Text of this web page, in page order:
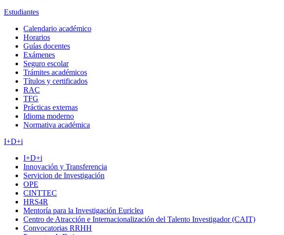
Estudiantes
Calendario académico
Horarios
Guías docentes
Exámenes
Seguro escolar
Trámites académicos
Títulos y certificados
RAC
TFG
Prácticas externas
Idioma moderno
Normativa académica
I+D+i
I+D+i
Innovación y Transferencia
Servicion de Investigación
OPE
CINTTEC
HRS4R
Mentoría para la Investigación Euriclea
Centro de Atracción e Internacionalización del Talento Investigador (CAIT)
Convocatorias RRHH